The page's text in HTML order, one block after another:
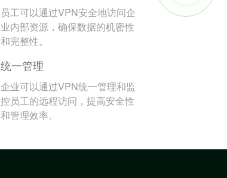
员工可以通过VPN安全地访问企
业内部资源，确保数据的机密性
和完整性。
统一管理
企业可以通过VPN统一管理和监
控员工的远程访问，提高安全性
和管理效率。